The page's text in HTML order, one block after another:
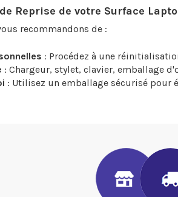
Reprise de votre Surface
recommandons de :
: Procédez à une
: Chargeur, stylet, clavier, emballage
: Utilisez un emballage sécurisé